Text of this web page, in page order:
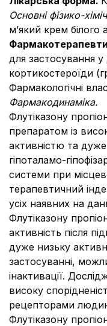
Основні фізико-
м’який крем білого
для застосування у
кортикостероїди
Фармакологічні
Фармакодинаміка.
Флутіказону
препаратом із
активністю та
гіпоталамо-
системи при
терапевтичний
усіх наявних на
Флутіказону
активність після
дуже низьку
застосуванні,
інактивації.
високу
рецепторами
Флутіказону